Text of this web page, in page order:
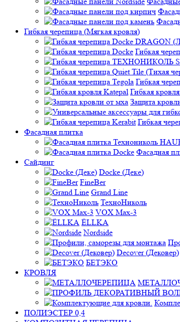
Гибкая черепица (Мягкая кровля)
Гибкая
Гибкая
Гибкая
Защита
Гибкая
Фасадная плитка
Фасадная
Сайдинг
Docke (Деке)
FineBer
Grand Line
ТехноНиколь
VOX Max-3
ЁLLKA
Nordside
Decover (Дековер)
БЕТЭКО
КРОВЛЯ
ПОЛИЭСТЕР 0,4